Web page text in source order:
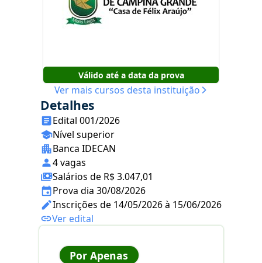
Válido até a data da prova
Ver mais cursos desta instituição
Detalhes
Edital 001/2026
Nível superior
Banca IDECAN
4 vagas
Salários de R$ 3.047,01
Prova dia 30/08/2026
Inscrições de 14/05/2026 à 15/06/2026
Ver edital
Por Apenas